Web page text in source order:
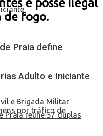
Praia define
Adulto e Iniciante
e posse ilegal
de fogo.